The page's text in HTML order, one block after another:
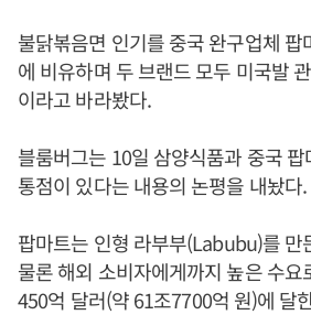
불닭볶음면 인기를 중국 완구업체 팝
에 비유하며 두 브랜드 모두 미국발
이라고 바라봤다.
블룸버그는 10일 삼양식품과 중국
통점이 있다는 내용의 논평을 내놨다.
팝마트는 인형 라부부(Labubu)를 만
물론 해외 소비자에게까지 높은 수
450억 달러(약 61조7700억 원)에 달